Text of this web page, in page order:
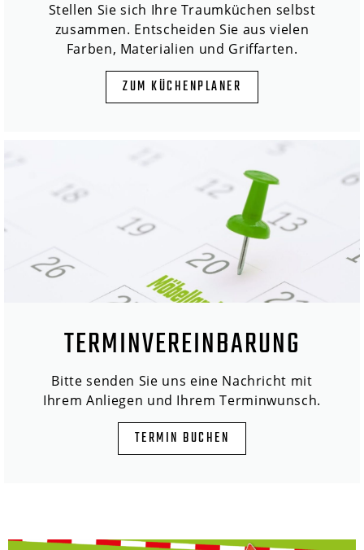
Stellen Sie sich Ihre Traumküchen selbst
zusammen. Entscheiden Sie aus vielen
Farben, Materialien und Griffarten.
ZUM KÜCHENPLANER
TERMINVEREINBARUNG
Bitte senden Sie uns eine Nachricht mit
Ihrem Anliegen und Ihrem Terminwunsch.
TERMIN BUCHEN